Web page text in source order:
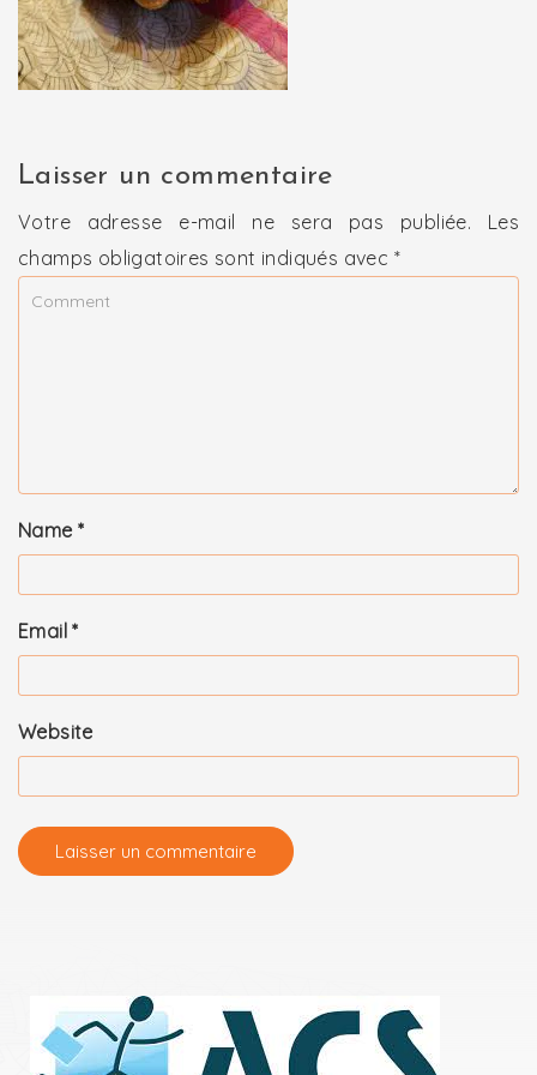
Laisser un commentaire
Votre adresse e-mail ne sera pas publiée.
Les
champs obligatoires sont indiqués avec *
Name *
Email*
Website